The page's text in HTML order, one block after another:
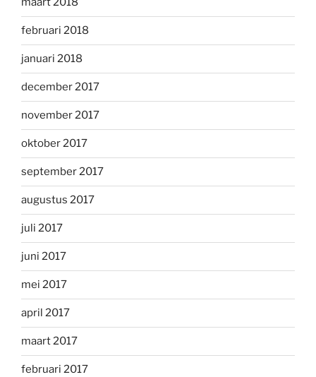
februari 2018
januari 2018
december 2017
november 2017
oktober 2017
september 2017
augustus 2017
juli 2017
juni 2017
mei 2017
april 2017
maart 2017
februari 2017